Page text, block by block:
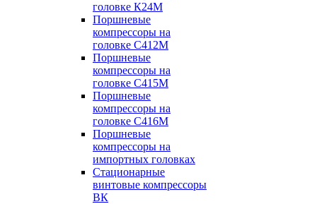
головке К24М
Поршневые
компрессоры на
головке С412М
Поршневые
компрессоры на
головке С415М
Поршневые
компрессоры на
головке С416М
Поршневые
компрессоры на
импортных головках
Стационарные
винтовые компрессоры
ВК